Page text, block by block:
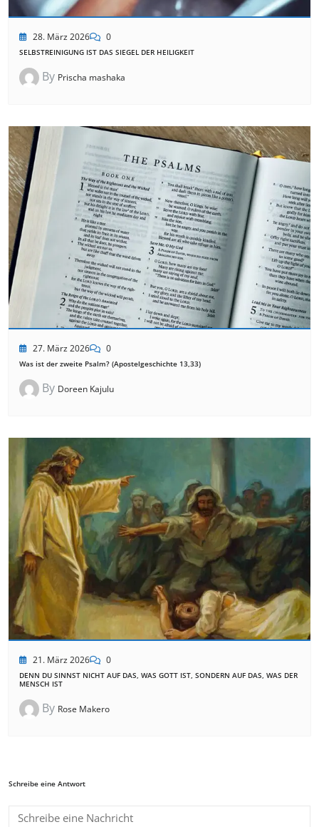
28. März 2026 0
SELBSTREINIGUNG IST DAS SIEGEL DER HEILIGKEIT
By Prischa mashaka
27. März 2026 0
Was ist der zweite Psalm? (Apostelgeschichte 13,33)
By Doreen Kajulu
21. März 2026 0
DENN DU SINNST NICHT AUF DAS, WAS GOTT IST, SONDERN AUF DAS, WAS DER
MENSCH IST
By Rose Makero
Schreibe eine Antwort